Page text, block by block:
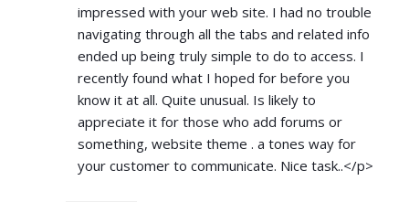
impressed with your web site. I had no trouble
navigating through all the tabs and related info
ended up being truly simple to do to access. I
recently found what I hoped for before you
know it at all. Quite unusual. Is likely to
appreciate it for those who add forums or
something, website theme . a tones way for
your customer to communicate. Nice task..</p>